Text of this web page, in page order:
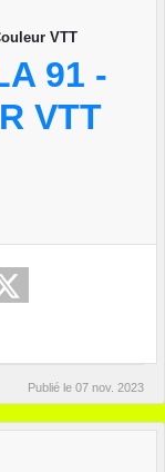
VTT
91 -
VTT
Publié le 07 nov. 2023